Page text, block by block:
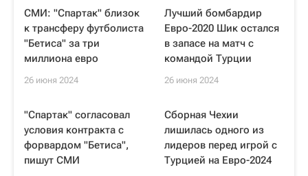
СМИ: "Спартак" близок
к трансферу футболиста
"Бетиса" за три
миллиона евро
26 июня 2024
Лучший бомбардир
Евро-2020 Шик остался
в запасе на матч с
командой Турции
26 июня 2024
"Спартак" согласовал
условия контракта с
форвардом "Бетиса",
пишут СМИ
Сборная Чехии
лишилась одного из
лидеров перед игрой с
Турцией на Евро-2024